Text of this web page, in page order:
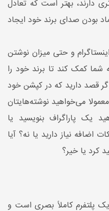
دارند، بهتر است که تعادل
بودن صدای برند خود ایجاد
و حتی میزان نوشتن
شما کمک کند تا برند خود را
قصد دارید که در کپشن خود
می‌خواهید نوشته‌هایتان
یک پاراگراف بنویسید یا
اضافه نیاز دارید یا نه؟ آیا
کرد یا خیر؟
پلتفرم کاملاً بصری است و